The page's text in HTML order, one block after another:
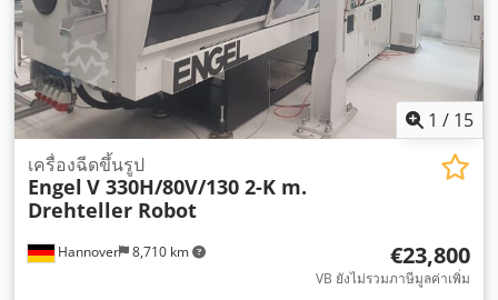
1 / 15
Hannover 8,710 km
เครื่องฉีดขึ้นรูป
Engel V 330H/80V/130 2-K m.
Drehteller Robot
€23,800
VB ยังไม่รวมภาษีมูลค่าเพิ่ม